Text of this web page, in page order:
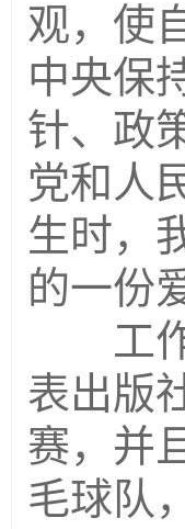
观，使
中央保
针、政
党和人
生时，
的一份
工作
表出版
赛，并
毛球队